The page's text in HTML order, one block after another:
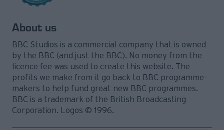
About us
BBC Studios is a commercial company that is owned
by the BBC (and just the BBC). No money from the
licence fee was used to create this website. The
profits we make from it go back to BBC programme-
makers to help fund great new BBC programmes.
BBC is a trademark of the British Broadcasting
Corporation. Logos © 1996.